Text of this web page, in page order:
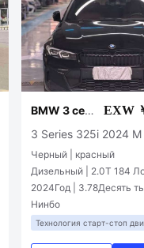
BMW 3 сер
ии
EXW
3 Series 325i 2024 M
hadow Edition
Черный | красный
Дизельный | 2.0T 184
силы L4
2024Год | 3.78Десять
Нинбо
Технология старт-стоп двиг